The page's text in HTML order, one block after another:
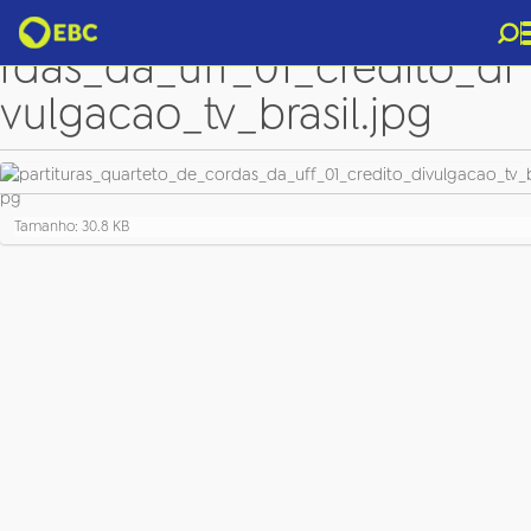
partituras_quarteto_de_co
rdas_da_uff_01_credito_di
vulgacao_tv_brasil.jpg
C
l
Tamanho: 30.8 KB